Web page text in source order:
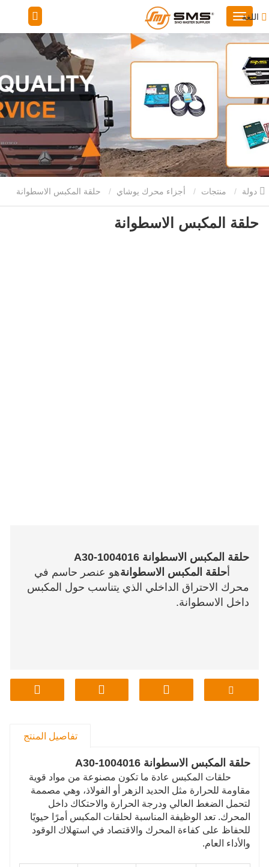
اللغة
منتجات أجزاء محرك يوشاي
حلقة المكبس الاسطوانة
حلقة المكبس الاسطوانة A30-1004016
أحلقة المكبس الاسطوانةهو عنصر حاسم في
محرك الاحتراق الداخلي الذي يتناسب حول المكبس
داخل الاسطوانة.
تفاصيل المنتج
حلقة المكبس الاسطوانة A30-1004016
حلقات المكبس عادة ما تكون مصنوعة من مواد قوية
مقاومة للحرارة مثل الحديد الزهر أو الفولاذ، وهي مصممة
لتحمل الضغط العالي ودرجة الحرارة والاحتكاك داخل
المحرك. تعد الوظيفة المناسبة لحلقات المكبس أمرًا حيويًا
للحفاظ على كفاءة المحرك والاقتصاد في استهلاك الوقود
والأداء العام.